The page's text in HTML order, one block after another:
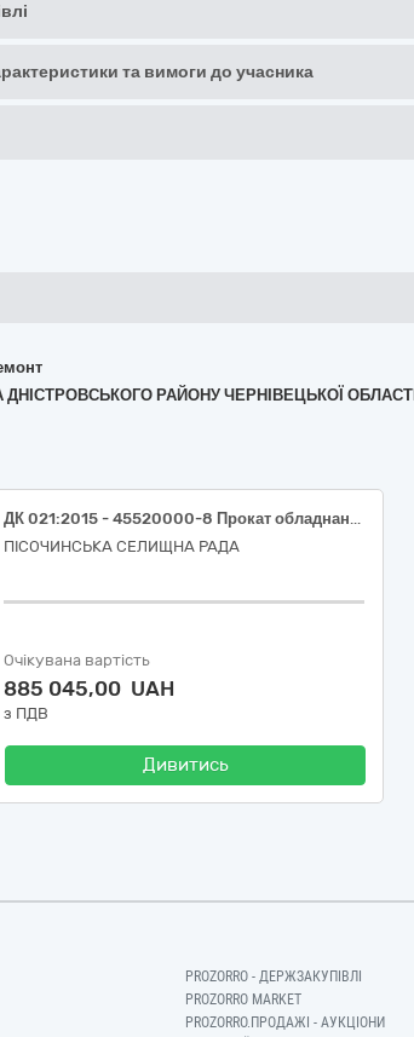
та вимоги до учасника
ДНІСТРОВСЬКОГО РАЙОНУ ЧЕРНІВЕЦЬКОЇ ОБЛАСТІ
ДК 021:2015 - 45520000-8 Прокат обладнання з оператором для виконання земляних робіт (Благоустрій населених пунктів: послуги трактора)
ПІСОЧИНСЬКА СЕЛИЩНА РАДА
Очікувана вартість
885 045,00 UAH
з ПДВ
Дивитись
PROZORRO - ДЕРЖЗАКУПІВЛІ
PROZORRO MARKET
PROZORRO.ПРОДАЖІ - АУКЦІОНИ